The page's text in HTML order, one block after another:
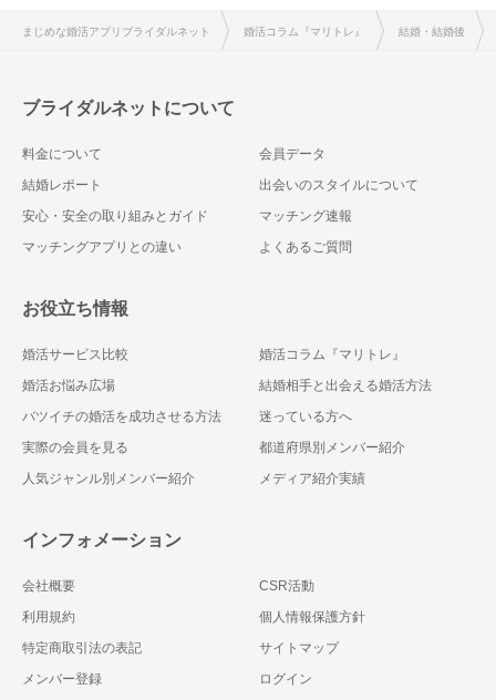
まじめな婚活アプリブライダルネット 婚活コラム『マリトレ』 結婚・結婚後
ブライダルネットについて
料金について
会員データ
結婚レポート
出会いのスタイルについて
安心・安全の取り組みとガイド
マッチング速報
マッチングアプリとの違い
よくあるご質問
お役立ち情報
婚活サービス比較
婚活コラム『マリトレ』
婚活お悩み広場
結婚相手と出会える婚活方法
バツイチの婚活を成功させる方法
迷っている方へ
実際の会員を見る
都道府県別メンバー紹介
人気ジャンル別メンバー紹介
メディア紹介実績
インフォメーション
会社概要
CSR活動
利用規約
個人情報保護方針
特定商取引法の表記
サイトマップ
メンバー登録
ログイン